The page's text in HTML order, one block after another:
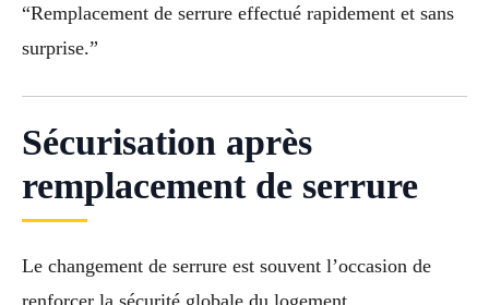
“Remplacement de serrure effectué rapidement et sans
surprise.”
Sécurisation après
remplacement de serrure
Le changement de serrure est souvent l’occasion de